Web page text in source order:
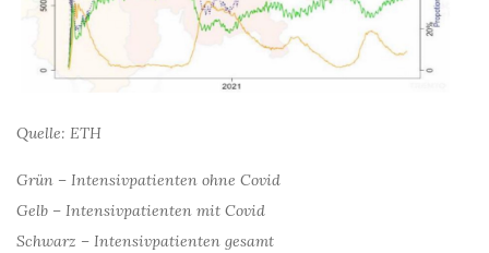
Quelle: ETH
Grün – Intensivpatienten ohne Covid
Gelb – Intensivpatienten mit Covid
Schwarz – Intensivpatienten gesamt